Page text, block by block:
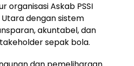
organisasi Askab PSSI
dengan sistem
akuntabel, dan
sepak bola.